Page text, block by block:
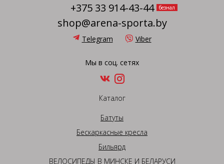
+375 33 914-43-44
безнал
shop@arena-sporta.by
Telegram Viber
Мы в соц. сетях
Каталог
Батуты
Бескаркасные кресла
Бильярд
ВЕЛОСИПЕДЫ В МИНСКЕ И БЕЛАРУСИ